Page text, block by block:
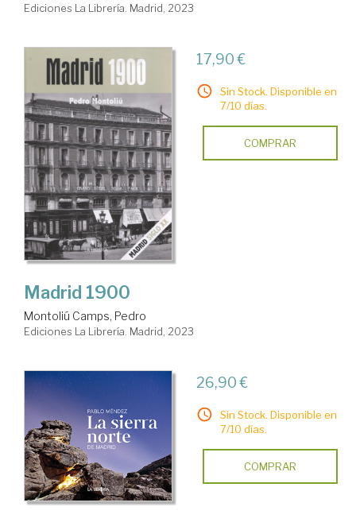
Ediciones La Librería. Madrid, 2023
17,90 €
Sin Stock. Disponible en
7/10 días.
COMPRAR
Madrid 1900
Montoliú Camps, Pedro
Ediciones La Librería. Madrid, 2023
26,90 €
Sin Stock. Disponible en
7/10 días.
COMPRAR